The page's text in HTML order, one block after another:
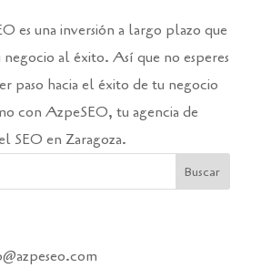
es una inversión a largo plazo que
al éxito. Así que no esperes
paso hacia el éxito de tu negocio
con AzpeSEO, tu agencia de
SEO en Zaragoza.